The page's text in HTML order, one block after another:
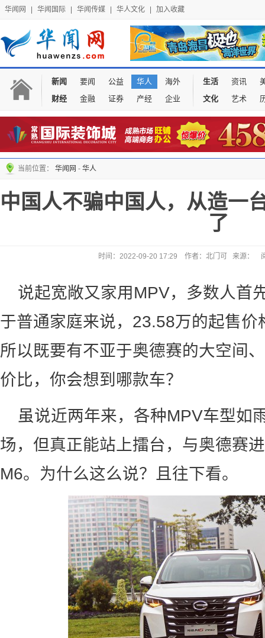
华闻网 华闻国际 华闻传媒 华人文化 加入收藏
新闻 要闻 公益 华人
海外
财经
金融 证券 产经 企业
生活 资讯
文化
艺术
当前位置： 华闻网 - 华人
中国人不骗中国人，从造一
了
时间：2022-09-20 17:29 作者：北门可 来源：
说起宽敞又家用MPV，多数人首
于普通家庭来说，23.58万的起售价
所以既要有不亚于奥德赛的大空间
价比，你会想到哪款车？
虽说近两年来，各种MPV车型如
场，但真正能站上擂台，与奥德赛
M6。为什么这么说？且往下看。